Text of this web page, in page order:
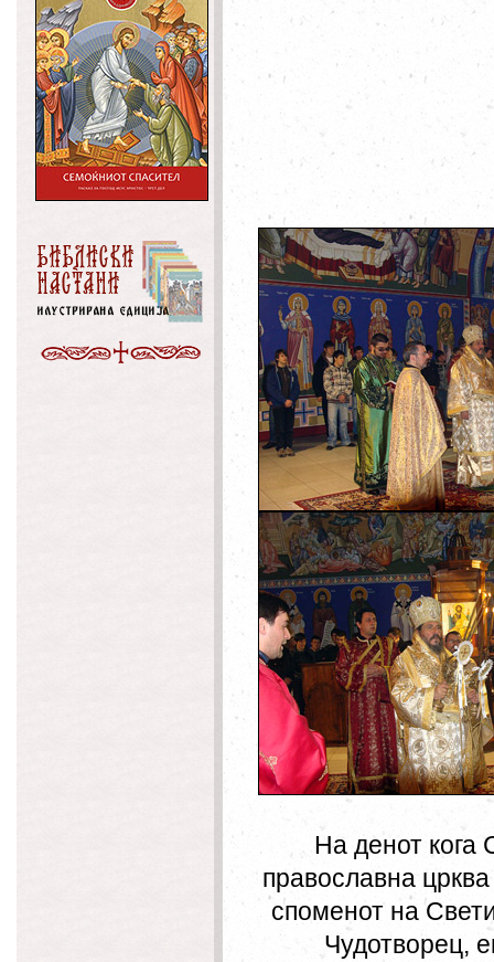
На денот кога
православна црква
споменот на
Чудотворец,